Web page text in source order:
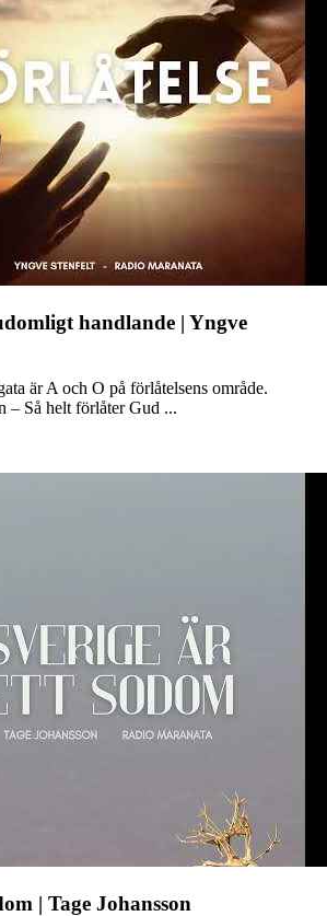
handlande | Yngve
är A och O på förlåtelsens område.
– Så helt förlåter Gud ...
| Tage Johansson